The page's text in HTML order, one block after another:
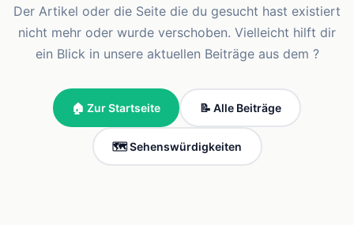
Der Artikel oder die Seite die du gesucht hast existiert
nicht mehr oder wurde verschoben. Vielleicht hilft dir
ein Blick in unsere aktuellen Beiträge aus dem ?
🏠 Zur Startseite 📝 Alle Beiträge
🗺️ Sehenswürdigkeiten